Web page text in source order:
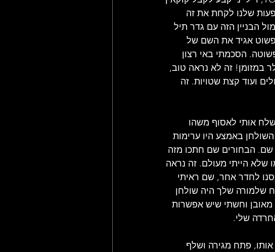
שלנו לקחת את זה
הבניין הזה עם גדר תיל
אגיד את השם של
הסכמתי באי רצון
הכסף. כשבדקתי את הסכום הבנתי שזה היה מעל 1000 דולר במזומן! זה לא נראה טוב,
ועוד קצת שטויות. זה
אותי לאסוף משהו
באמצע היו ערימות
שם. הבחורים שם חתכו מזה
שלא הייתי מעולם. זה נראה
לחדר אחר, שם ראיתי
שלמורה שלך היה שולחן
וחשתי שיש אפשרות
שלי.
פתח מגירה ושלף